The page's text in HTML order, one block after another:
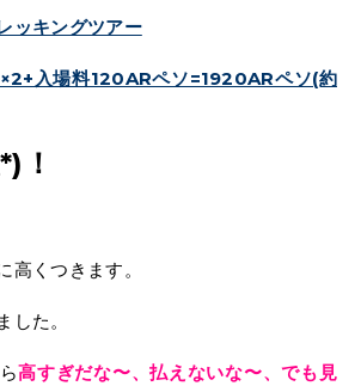
ッキングツアー
入場料120ARペソ=1920ARペソ(約
！
高くつきます。
した。
高すぎだな〜、払えないな〜、でも見